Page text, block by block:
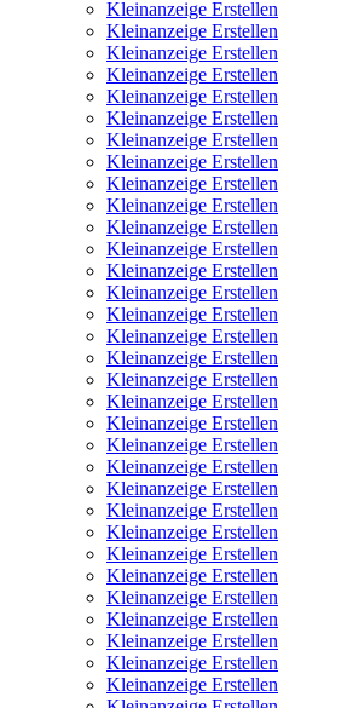
Kleinanzeige Erstellen
Kleinanzeige Erstellen
Kleinanzeige Erstellen
Kleinanzeige Erstellen
Kleinanzeige Erstellen
Kleinanzeige Erstellen
Kleinanzeige Erstellen
Kleinanzeige Erstellen
Kleinanzeige Erstellen
Kleinanzeige Erstellen
Kleinanzeige Erstellen
Kleinanzeige Erstellen
Kleinanzeige Erstellen
Kleinanzeige Erstellen
Kleinanzeige Erstellen
Kleinanzeige Erstellen
Kleinanzeige Erstellen
Kleinanzeige Erstellen
Kleinanzeige Erstellen
Kleinanzeige Erstellen
Kleinanzeige Erstellen
Kleinanzeige Erstellen
Kleinanzeige Erstellen
Kleinanzeige Erstellen
Kleinanzeige Erstellen
Kleinanzeige Erstellen
Kleinanzeige Erstellen
Kleinanzeige Erstellen
Kleinanzeige Erstellen
Kleinanzeige Erstellen
Kleinanzeige Erstellen
Kleinanzeige Erstellen